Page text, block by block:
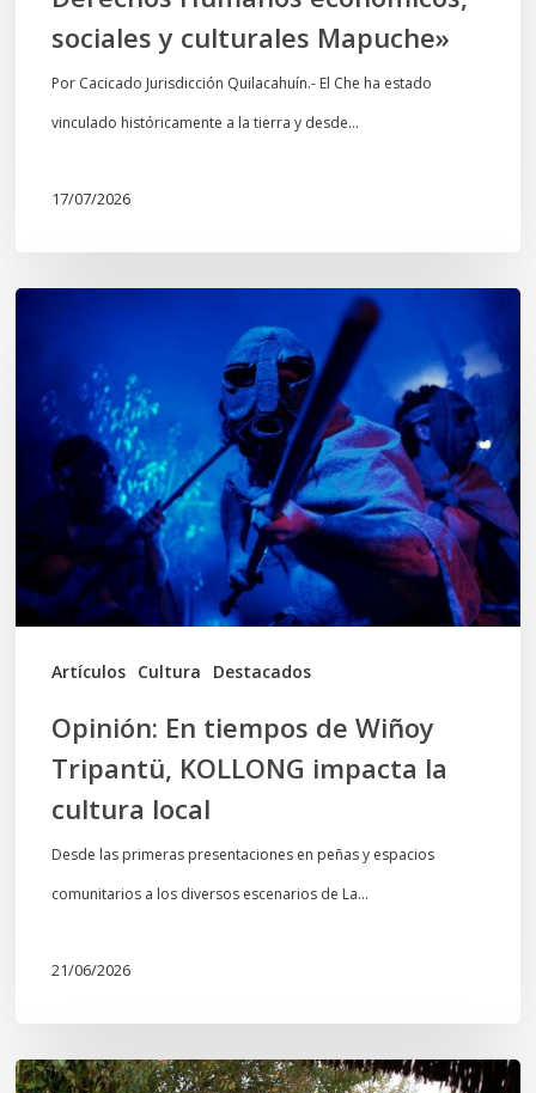
sociales
culturales
Mapuche»
sociales y culturales Mapuche»
Por Cacicado Jurisdicción Quilacahuín.- El Che ha estado
vinculado históricamente a la tierra y desde…
17/07/2026
Artículos Cultura Destacados
tiempos
Wiñoy
Tripantü,
KOLLONG
impacta
la
cultura
Opinión: En tiempos de Wiñoy
Tripantü, KOLLONG impacta la
cultura local
Desde las primeras presentaciones en peñas y espacios
comunitarios a los diversos escenarios de La…
21/06/2026
Conmemoración